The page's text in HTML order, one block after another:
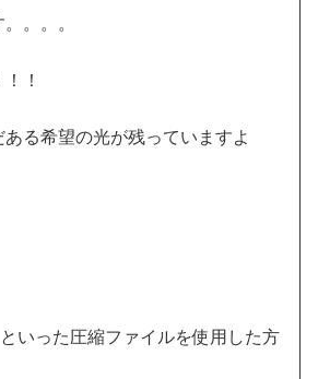
。。。
！
る希望の光が残っていますよ
といった圧縮ファイルを使用した方